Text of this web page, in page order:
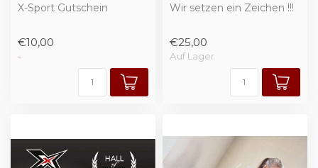
X-Sport Gutschein
€10,00
-
Wir setzen ein Zeichen !!!
€25,00
Auf Lager